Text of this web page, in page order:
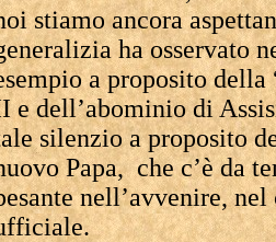
stiamo ancora
ha osservato
a proposito
e dell’abominio di
silenzio a proposito
Papa, che c’è da
nell’avvenire,